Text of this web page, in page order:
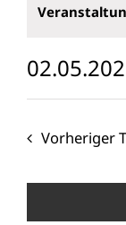
Mai
Datum
Vorheriger